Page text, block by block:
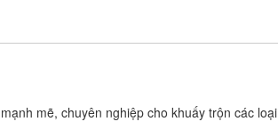
mạnh mẽ, chuyên nghiệp cho khuấy trộn các loại